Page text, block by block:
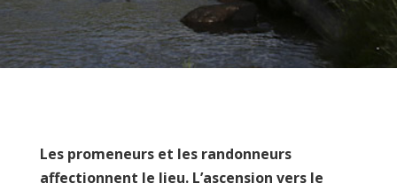
Les promeneurs et les randonneurs
affectionnent le lieu. L’ascension vers le